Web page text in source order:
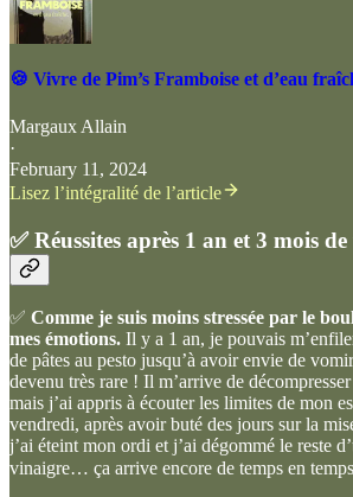
🍪 Vivre de Pim’s Framboise et d’eau
Margaux Allain
·
February 11, 2024
Lisez l’intégralité de l’article
✅Réussites après 1 an et 3 mois
✅ Comme je suis moins stressée par le
mes émotions. Il y a 1 an, je pouvais
de pâtes au pesto jusqu’à avoir envie de
devenu très rare ! Il m’arrive de
mais j’ai appris à écouter les limites de mon
vendredi, après avoir buté des jours sur la
j’ai éteint mon ordi et j’ai dégommé le reste
vinaigre… ça arrive encore de temps en